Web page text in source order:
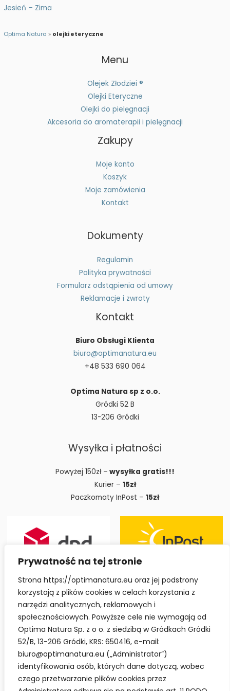
Prywatność na tej stronie
Strona https://optimanatura.eu oraz jej podstrony
korzystają z plików cookies w celach korzystania z
narzędzi analitycznych, reklamowych i
społecznościowych. Powyższe cele nie wymagają od
Optima Natura Sp. z o o. z siedzibą w Gródkach Gródki
52/B, 13-206 Gródki, KRS: 650416, e-mail:
biuro@optimanatura.eu („Administrator”)
identyfikowania osób, których dane dotyczą, wobec
czego przetwarzanie plików cookies przez
Optima Natura » olejki eteryczne
Jesień – Zima
Menu
Olejek Złodziei ®
Olejki Eteryczne
Olejki do pielęgnacji
Akcesoria do aromaterapii i pielęgnacji
Zakupy
Moje konto
Koszyk
Moje zamówienia
Kontakt
Dokumenty
Regulamin
Polityka prywatności
Formularz odstąpienia od umowy
Reklamacje i zwroty
Kontakt
Biuro Obsługi Klienta
biuro@optimanatura.eu
+48 533 690 064
Optima Natura sp z o.o.
Gródki 52 B
13-206 Gródki
Wysyłka i płatności
Powyżej 150zł – wysyłka gratis!!!
Kurier – 15zł
Paczkomaty InPost – 15zł